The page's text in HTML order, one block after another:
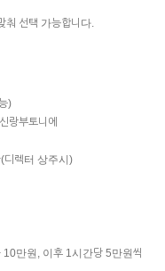
춰 선택 가능합니다.
)
랑부토니에
디렉터 상주시)
만원, 이후 1시간당 5만원씩